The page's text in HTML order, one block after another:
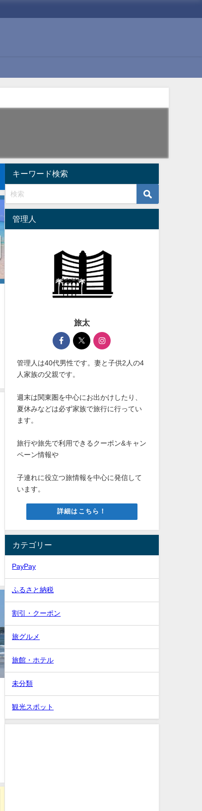
キーワード検索
管理人
旅太
管理人は40代男性です。妻と子供2人の4
人家族の父親です。
週末は関東圏を中心にお出かけしたり、
夏休みなどは必ず家族で旅行に行ってい
ます。
旅行や旅先で利用できるクーポン&キャン
ペーン情報や
子連れに役立つ旅情報を中心に発信して
います。
詳細はこちら！
カテゴリー
PayPay
ふるさと納税
割引・クーポン
旅グルメ
旅館・ホテル
未分類
観光スポット